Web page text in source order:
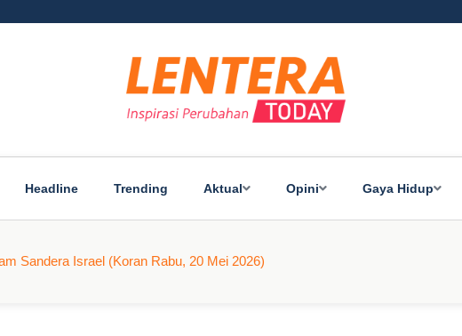
Headline Trending Aktual Opini Gaya Hidup
Sandera Israel (Koran Rabu, 20 Mei 2026)